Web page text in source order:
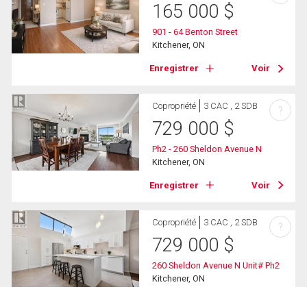
165 000 $
901 - 64 Benton Street
Kitchener, ON
Enregistrer Voir
Copropriété 3 CAC , 2 SDB
729 000 $
Ph2 - 260 Sheldon Avenue N
Kitchener, ON
Enregistrer Voir
?
Copropriété 3 CAC , 2 SDB
729 000 $
260 Sheldon Avenue N Unit# Ph2
Kitchener, ON
?